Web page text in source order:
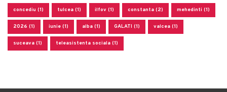
concediu (1) tulcea (1) ilfov (1) constanta (2) mehedinti (1)
2026 (1) iunie (1) alba (1) GALATI (1) valcea (1)
suceava (1) teleasistenta sociala (1)